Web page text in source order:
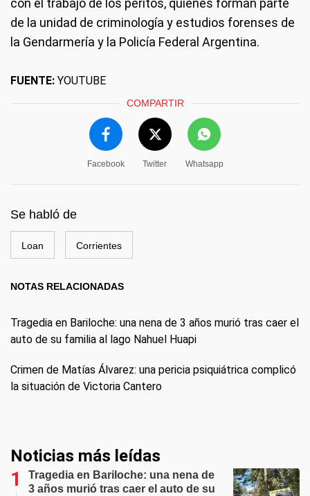
con el trabajo de los peritos, quienes forman parte
de la unidad de criminología y estudios forenses de
la Gendarmería y la Policía Federal Argentina.
FUENTE: YOUTUBE
COMPARTIR
Facebook Twitter Whatsapp
Se habló de
Loan Corrientes
NOTAS RELACIONADAS
Tragedia en Bariloche: una nena de 3 años murió tras caer el
auto de su familia al lago Nahuel Huapi
Crimen de Matías Álvarez: una pericia psiquiátrica complicó
la situación de Victoria Cantero
Noticias más leídas
Tragedia en Bariloche: una nena de
3 años murió tras caer el auto de su